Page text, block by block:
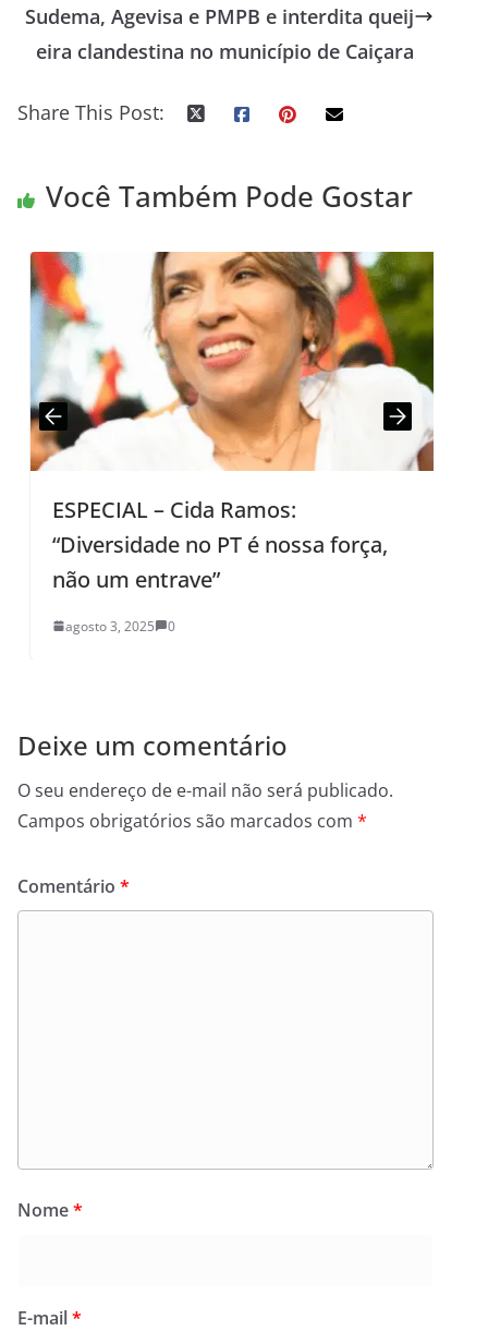
Sudema, Agevisa e PMPB e interdita queij
eira clandestina no município de Caiçara
Share This Post:
Você Também Pode Gostar
ESPECIAL – Cida Ramos:
“Diversidade no PT é nossa força,
não um entrave”
agosto 3, 2025 0
Deixe um comentário
O seu endereço de e-mail não será publicado.
Campos obrigatórios são marcados com *
Comentário *
Nome*
E-mail*